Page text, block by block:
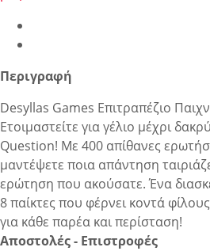
Περιγραφή
Desyllas Games Επιτραπέζιο
Ετοιμαστείτε για γέλιο μέχρι
Question! Με 400 απίθανες
μαντέψετε ποια απάντηση
ερώτηση που ακούσατε. Ένα
8 παίκτες που φέρνει κοντά φίλους
για κάθε παρέα και περίσταση!
Αποστολές - Επιστροφές